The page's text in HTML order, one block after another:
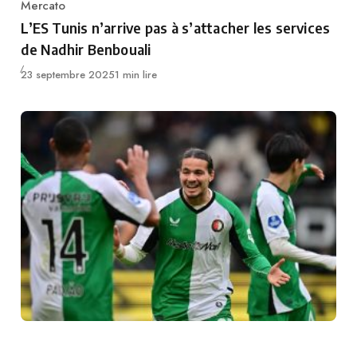
Category
Mercato
L’ES Tunis n’arrive pas à s’attacher les services
de Nadhir Benbouali
Publié
23 septembre 20251 min lire